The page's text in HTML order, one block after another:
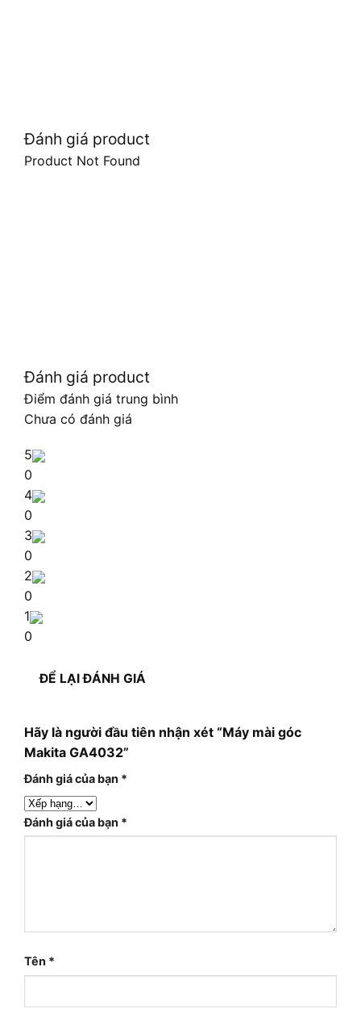
Đánh giá product
Product Not Found
Đánh giá product
Điểm đánh giá trung bình
Chưa có đánh giá
5
0
4
0
3
0
2
0
1
0
ĐỂ LẠI ĐÁNH GIÁ
Hãy là người đầu tiên nhận xét “Máy mài góc
Makita GA4032”
Đánh giá của bạn *
Đánh giá của bạn *
Tên *